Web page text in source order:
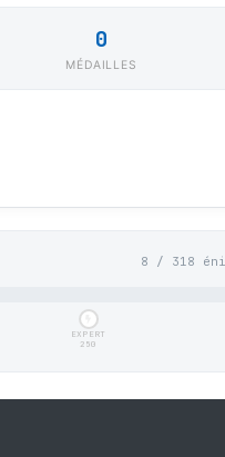
0
MÉDAILLES
8 / 318
EXPERT
250